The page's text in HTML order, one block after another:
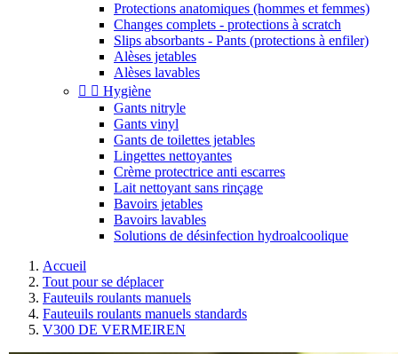
Protections anatomiques (hommes et femmes)
Changes complets - protections à scratch
Slips absorbants - Pants (protections à enfiler)
Alèses jetables
Alèses lavables
  Hygiène
Gants nitryle
Gants vinyl
Gants de toilettes jetables
Lingettes nettoyantes
Crème protectrice anti escarres
Lait nettoyant sans rinçage
Bavoirs jetables
Bavoirs lavables
Solutions de désinfection hydroalcoolique
Accueil
Tout pour se déplacer
Fauteuils roulants manuels
Fauteuils roulants manuels standards
V300 DE VERMEIREN